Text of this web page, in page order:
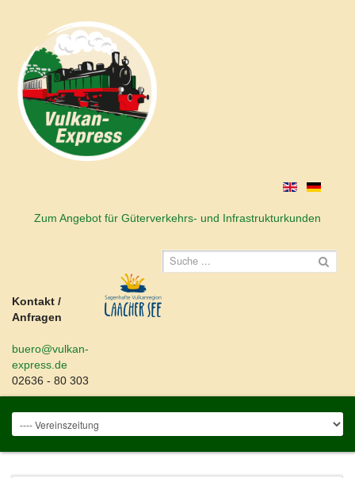
Zum Angebot für Güterverkehrs- und Infrastrukturkunden
Kontakt /
Anfragen
buero@vulkan-
express.de
02636 - 80 303